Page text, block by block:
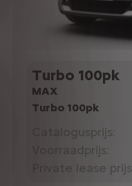
Turbo 100pk
MAX
Turbo 100pk
Catalogusprijs:
Voorraadprijs:
Private lease prijs: